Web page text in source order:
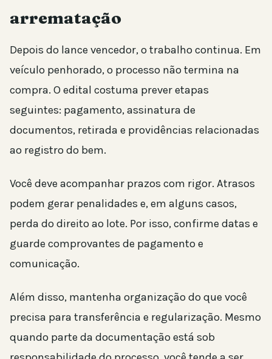
arrematação
Depois do lance vencedor, o trabalho continua. Em
veículo penhorado, o processo não termina na
compra. O edital costuma prever etapas
seguintes: pagamento, assinatura de
documentos, retirada e providências relacionadas
ao registro do bem.
Você deve acompanhar prazos com rigor. Atrasos
podem gerar penalidades e, em alguns casos,
perda do direito ao lote. Por isso, confirme datas e
guarde comprovantes de pagamento e
comunicação.
Além disso, mantenha organização do que você
precisa para transferência e regularização. Mesmo
quando parte da documentação está sob